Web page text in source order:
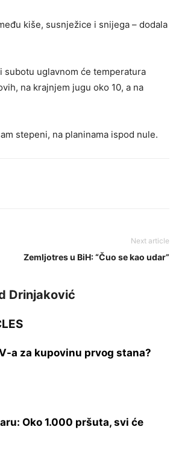
kiše, susnježice i snijega – dodala
subotu uglavnom će temperatura
na krajnjem jugu oko 10, a na
stepeni, na planinama ispod nule.
Next article
Zemljotres u BiH: “Čuo se kao udar”
Drinjaković
a za kupovinu prvog stana?
Oko 1.000 pršuta, svi će